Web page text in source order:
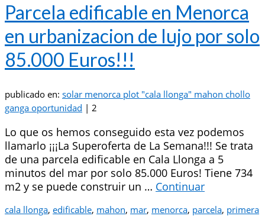
Parcela edificable en Menorca
en urbanizacion de lujo por solo
85.000 Euros!!!
publicado en: solar menorca plot "cala llonga" mahon chollo
ganga oportunidad | 2
Lo que os hemos conseguido esta vez podemos
llamarlo ¡¡¡La Superoferta de La Semana!!! Se trata
de una parcela edificable en Cala Llonga a 5
minutos del mar por solo 85.000 Euros! Tiene 734
m2 y se puede construir un … Continuar
cala llonga, edificable, mahon, mar, menorca, parcela, primera